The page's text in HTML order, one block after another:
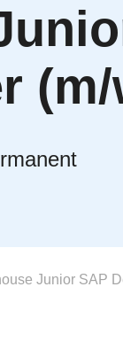
Junior SAP